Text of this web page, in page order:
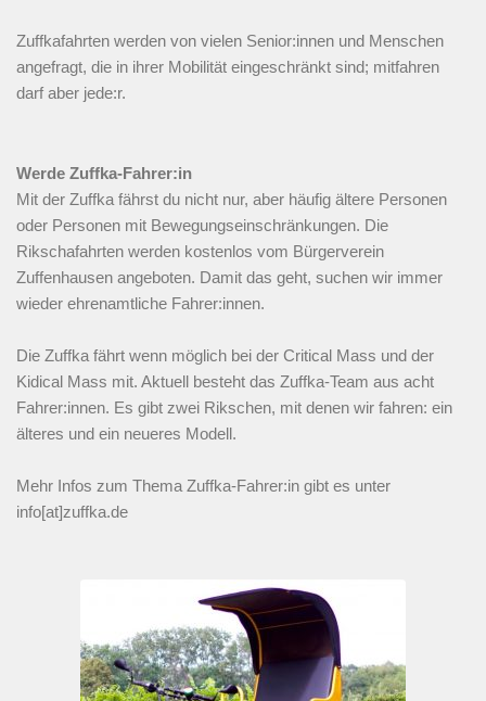
Zuffkafahrten werden von vielen Senior:innen und Menschen
angefragt, die in ihrer Mobilität eingeschränkt sind; mitfahren
darf aber jede:r.
Werde Zuffka-Fahrer:in
Mit der Zuffka fährst du nicht nur, aber häufig ältere Personen
oder Personen mit Bewegungseinschränkungen. Die
Rikschafahrten werden kostenlos vom Bürgerverein
Zuffenhausen angeboten. Damit das geht, suchen wir immer
wieder ehrenamtliche Fahrer:innen.
Die Zuffka fährt wenn möglich bei der Critical Mass und der
Kidical Mass mit. Aktuell besteht das Zuffka-Team aus acht
Fahrer:innen. Es gibt zwei Rikschen, mit denen wir fahren: ein
älteres und ein neueres Modell.
Mehr Infos zum Thema Zuffka-Fahrer:in gibt es unter
info[at]zuffka.de